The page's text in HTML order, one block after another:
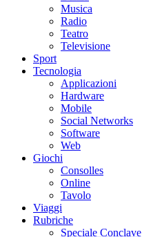
Musica
Radio
Teatro
Televisione
Sport
Tecnologia
Applicazioni
Hardware
Mobile
Social Networks
Software
Web
Giochi
Consolles
Online
Tavolo
Viaggi
Rubriche
Speciale Conclave